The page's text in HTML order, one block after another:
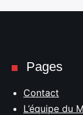
Pages
Contact
L’équipe du